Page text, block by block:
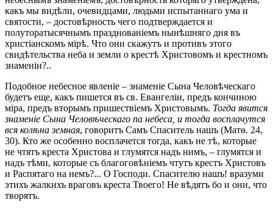
какъ мы видѣли, очевидцами, людьми испытаннаго ума и
святости, – достовѣрность чего подтверждается и
полуторатысячнымъ празднованіемъ нынѣшняго дня въ
христіанскомъ мірѣ. Что они скажутъ и противъ этого
свидѣтельства неба и земли о крестѣ Христовомъ и крестномъ
знаменіи?..
Подобное небесное явленіе – знаменіе Сына Человѣческаго
будетъ еще, какъ пишется въ св. Евангеліи, предъ кончиною
міра, предъ вторымъ пришествіемъ Христовымъ. Тогда явится
знаменіе Сына Человѣческаго па небеса, и тогда восплачутся
вся колѣна земная, говоритъ Самъ Спаситель нашъ (Матѳ. 24,
30). Кто же особенно восплачется тогда, какъ не тѣ, которые
не чтятъ креста Христова и глумятся надъ нимъ, – глумятся и
надъ тѣми, которые съ благоговѣніемъ чтутъ крестъ Христовъ
и Распятаго на немъ?... О Господи. Спасителю нашъ! вразуми
этихъ жалкихъ враговъ креста Твоего! Не вѣдятъ бо и они, что
творятъ.